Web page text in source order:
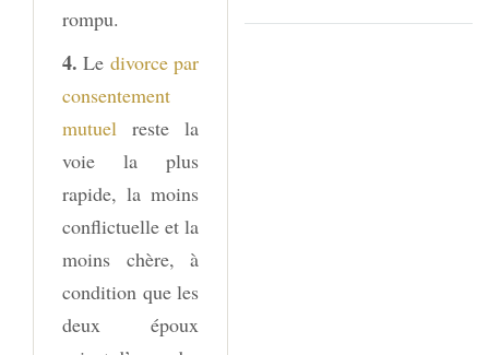
rompu.
4. Le divorce par
consentement
mutuel reste la
voie la plus
rapide, la moins
conflictuelle et la
moins chère, à
condition que les
deux époux